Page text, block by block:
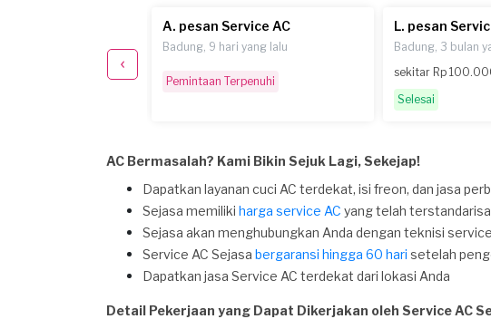
A. pesan Service AC
Badung, 9 hari yang lalu
Pemintaan Terpenuhi
L. pesan
Badung, 3 bulan
sekitar Rp
Selesai
AC Bermasalah? Kami Bikin Sejuk Lagi, Sekejap!
Dapatkan layanan cuci AC terdekat, isi freon, dan jasa
Sejasa memiliki harga service AC yang telah
Sejasa akan menghubungkan Anda dengan teknisi
Service AC Sejasa bergaransi hingga 60 hari setelah
Dapatkan jasa Service AC terdekat dari lokasi Anda
Detail Pekerjaan yang Dapat Dikerjakan oleh Service AC